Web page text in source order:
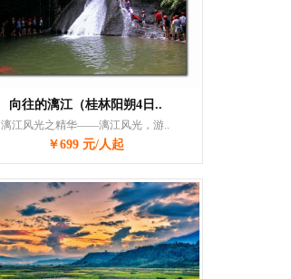
向往的漓江（桂林阳朔4日..
漓江风光之精华——漓江风光，游..
￥699 元/人起